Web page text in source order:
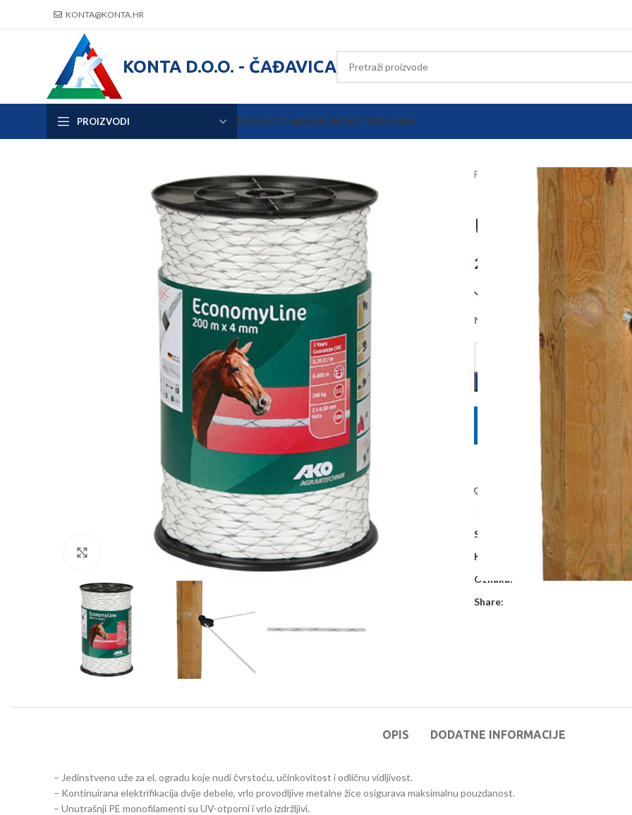
KONTA@KONTA.HR
KONTA D.O.O. - ČAĐAVICA
PROIZVODI NOVOSTIO NAMAKONTAKTTRGOVINA
Povećajte sliku
Početna Električni pastiri Vodiči
Uže
26,57
Na zalihi kod dobavljača, dobava
Dodaj na listu želja
SKU:
Kategorije:
Električni pastiri
Oznaka:
Share:
OPIS DODATNE INFORMACIJE
– Jedinstveno uže za el. ogradu koje nudi čvrstoću, učinkovitost i odličnu vidljivost.
– Kontinuirana elektrifikacija dvije debele, vrlo provodljive metalne žice osigurava maksimalnu pouzdanost.
– Unutrašnji PE monofilamenti su UV-otporni i vrlo izdržljivi.